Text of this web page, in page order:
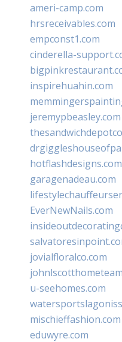
ameri-camp.com
hrsreceivables.com
empconst1.com
cinderella-
inspirehuahin.com
jeremypbeasley.com
hotflashdesigns.com
garagenadeau.com
EverNewNails.com
jovialfloralco.com
u-seehomes.com
mischieffashion.com
eduwyre.com